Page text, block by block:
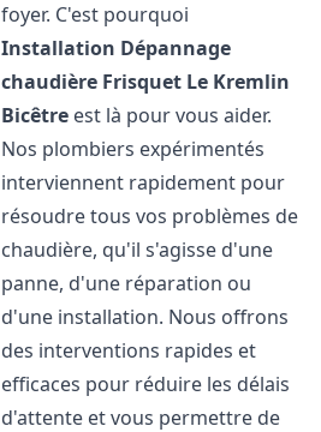
foyer. C'est pourquoi
Installation Dépannage
chaudière Frisquet Le Kremlin
Bicêtre est là pour vous aider.
Nos plombiers expérimentés
interviennent rapidement pour
résoudre tous vos problèmes de
chaudière, qu'il s'agisse d'une
panne, d'une réparation ou
d'une installation. Nous offrons
des interventions rapides et
efficaces pour réduire les délais
d'attente et vous permettre de